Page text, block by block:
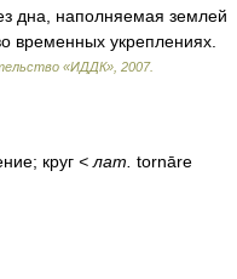
дна, наполняемая землей
временных укреплениях.
«ИДДК» 2007.
круг < лат. tornāre